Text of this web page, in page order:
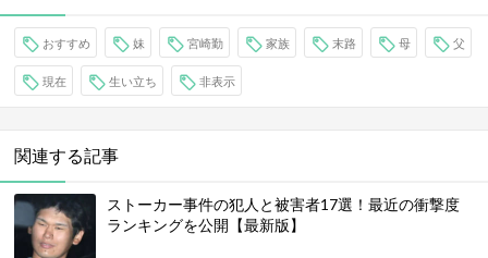
おすすめ 妹 宮崎勤 家族 末路 母 父
現在 生い立ち 非表示
関連する記事
ストーカー事件の犯人と被害者17選！最近の衝撃度
ランキングを公開【最新版】